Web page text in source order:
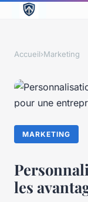
Accueil›Marketing
MARKETING
les